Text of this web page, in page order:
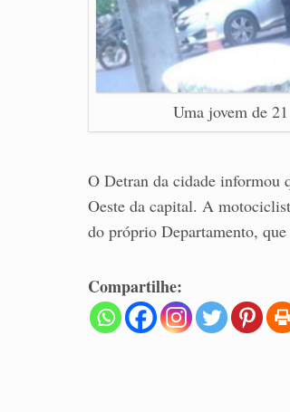
Uma jovem de
O Detran da cidade informou
Oeste da capital. A
do próprio Departamento,
Compartilhe: